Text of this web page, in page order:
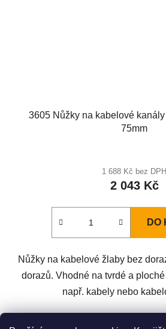
3605 Nůžky na kabelové
75mm
1 688 Kč bez DPH
2 043 Kč
DO
Nůžky na kabelové žlaby bez
dorazů. Vhodné na tvrdé a
např. kabely nebo